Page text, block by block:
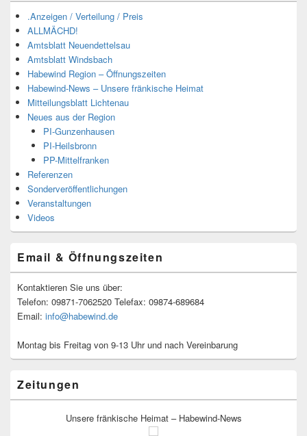
.Anzeigen / Verteilung / Preis
ALLMÄCHD!
Amtsblatt Neuendettelsau
Amtsblatt Windsbach
Habewind Region – Öffnungszeiten
Habewind-News – Unsere fränkische Heimat
Mitteilungsblatt Lichtenau
Neues aus der Region
PI-Gunzenhausen
PI-Heilsbronn
PP-Mittelfranken
Referenzen
Sonderveröffentlichungen
Veranstaltungen
Videos
Email & Öffnungszeiten
Kontaktieren Sie uns über:
Telefon: 09871-7062520 Telefax: 09874-689684
Email: info@habewind.de
Montag bis Freitag von 9-13 Uhr und nach Vereinbarung
Zeitungen
Unsere fränkische Heimat – Habewind-News